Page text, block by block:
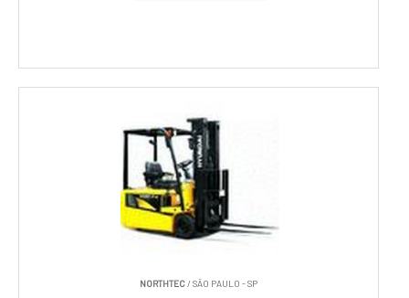
NORTHTEC/ SÃO PAULO - SP